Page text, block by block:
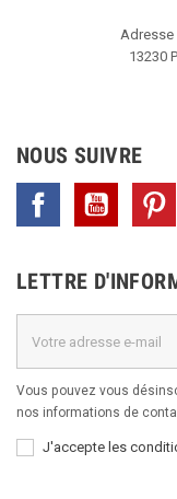
Adresse
13230
NOUS SUIVRE
Facebook YouTube
LETTRE
Vous pouvez vous
nos informations de
J'accepte les